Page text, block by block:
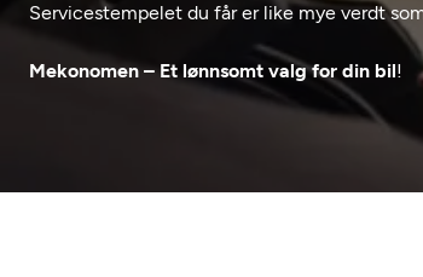
Servicestempelet du får er like mye verdt
Mekonomen – Et lønnsomt valg for din bil!